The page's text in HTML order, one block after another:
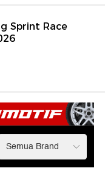
Sprint Race